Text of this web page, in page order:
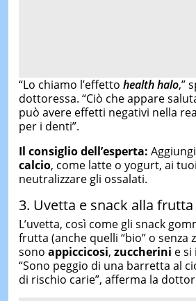
“Lo chiamo l’effetto health halo,”
dottoressa. “Ciò che appare
può avere effetti negativi nella
per i denti”.
Il consiglio dell’esperta:
calcio, come latte o yogurt, ai
neutralizzare gli ossalati.
3. Uvetta e snack alla frutta
L’uvetta, così come gli snack
frutta (anche quelli “bio” o senza
sono appiccicosi, zuccherini e
“Sono peggio di una barretta al
di rischio carie”, afferma la